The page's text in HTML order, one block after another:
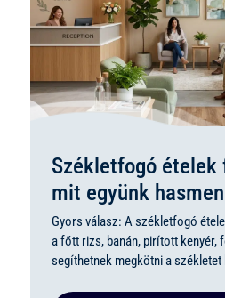
Székletfogó
mit együnk
Gyors válasz: A székletfogó
a főtt rizs, banán, pirított kenyér,
segíthetnek megkötni a székletet